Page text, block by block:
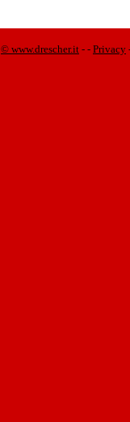
© www.drescher.it - - Privacy